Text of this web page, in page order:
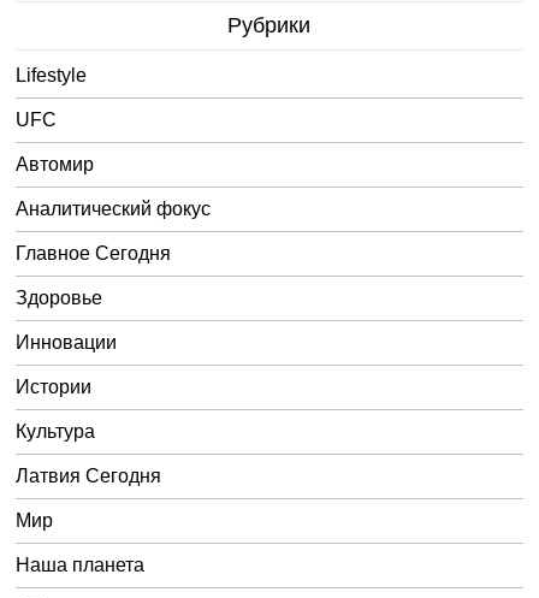
Рубрики
Lifestyle
UFC
Автомир
Аналитический фокус
Главное Сегодня
Здоровье
Инновации
Истории
Культура
Латвия Сегодня
Мир
Наша планета